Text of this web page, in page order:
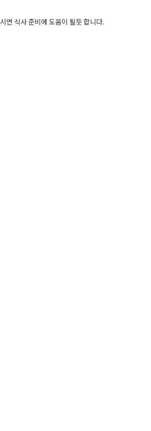
면 식사 준비에 도움이 될듯 합니다.